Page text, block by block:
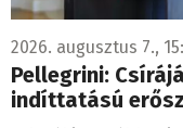
2026. augusztus 7.,
Pellegrini:
indíttatású